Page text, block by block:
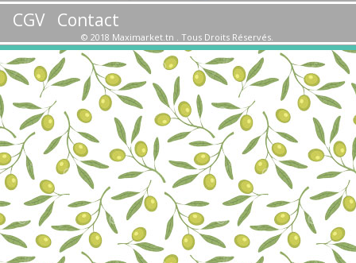
CGV Contact
© 2018 Maximarket.tn . Tous Droits Réservés.